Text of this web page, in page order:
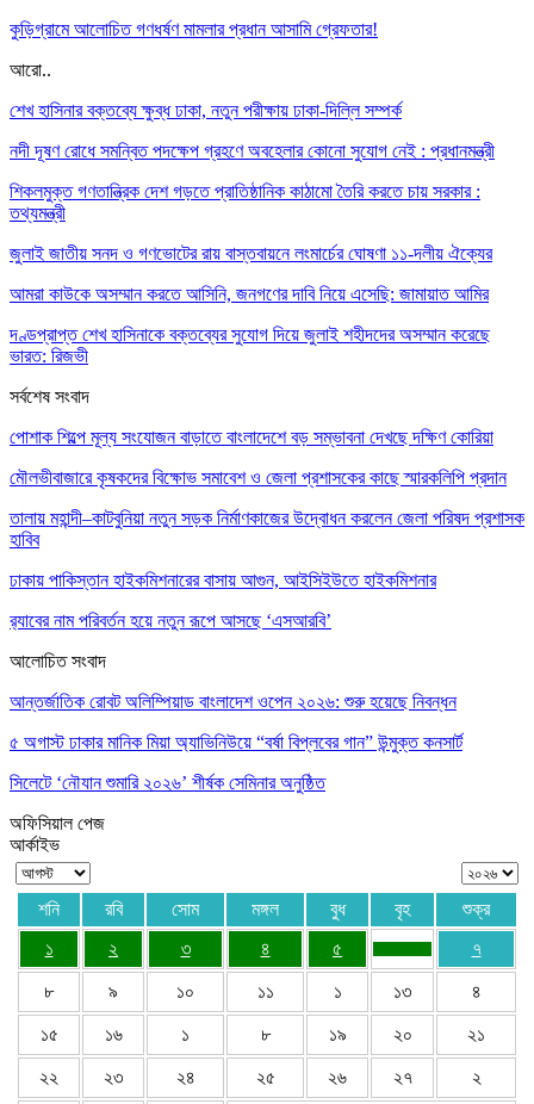
কুড়িগ্রামে আলোচিত গণধর্ষণ মামলার প্রধান আসামি গ্রেফতার!
আরো..
শেখ হাসিনার বক্তব্যে ক্ষুব্ধ ঢাকা, নতুন পরীক্ষায় ঢাকা-দিল্লি সম্পর্ক
নদী দূষণ রোধে সমন্বিত পদক্ষেপ গ্রহণে অবহেলার কোনো সুযোগ নেই : প্রধানমন্ত্রী
শিকলমুক্ত গণতান্ত্রিক দেশ গড়তে প্রাতিষ্ঠানিক কাঠামো তৈরি করতে চায় সরকার :
তথ্যমন্ত্রী
জুলাই জাতীয় সনদ ও গণভোটের রায় বাস্তবায়নে লংমার্চের ঘোষণা ১১-দলীয় ঐক্যের
আমরা কাউকে অসম্মান করতে আসিনি, জনগণের দাবি নিয়ে এসেছি: জামায়াত আমির
দণ্ডপ্রাপ্ত শেখ হাসিনাকে বক্তব্যের সুযোগ দিয়ে জুলাই শহীদদের অসম্মান করেছে
ভারত: রিজভী
সর্বশেষ সংবাদ
পোশাক শিল্পে মূল্য সংযোজন বাড়াতে বাংলাদেশে বড় সম্ভাবনা দেখছে দক্ষিণ কোরিয়া
মৌলভীবাজারে কৃষকদের বিক্ষোভ সমাবেশ ও জেলা প্রশাসকের কাছে স্মারকলিপি প্রদান
তালায় মহান্দী–কাটবুনিয়া নতুন সড়ক নির্মাণকাজের উদ্বোধন করলেন জেলা পরিষদ প্রশাসক
হাবিব
ঢাকায় পাকিস্তান হাইকমিশনারের বাসায় আগুন, আইসিইউতে হাইকমিশনার
র‌্যাবের নাম পরিবর্তন হয়ে নতুন রূপে আসছে ‘এসআরবি’
আলোচিত সংবাদ
আন্তর্জাতিক রোবট অলিম্পিয়াড বাংলাদেশ ওপেন ২০২৬: শুরু হয়েছে নিবন্ধন
৫ অগাস্ট ঢাকার মানিক মিয়া অ্যাভিনিউয়ে “বর্ষা বিপ্লবের গান” উন্মুক্ত কনসার্ট
সিলেটে ‘নৌযান শুমারি ২০২৬’ শীর্ষক সেমিনার অনুষ্ঠিত
অফিসিয়াল পেজ
আর্কাইভ
শনি রবি সোম মঙ্গল বুধ বৃহ
শুক্র
১
২ ৩ ৪ ৫ ৭
৮ ৯ ১০ ১১ ১ ১৩ ৪
১৫ ১৬ ১ ৮ ১৯ ২০ ২১
২২ ২৩ ২৪ ২৫ ২৬ ২৭ ২